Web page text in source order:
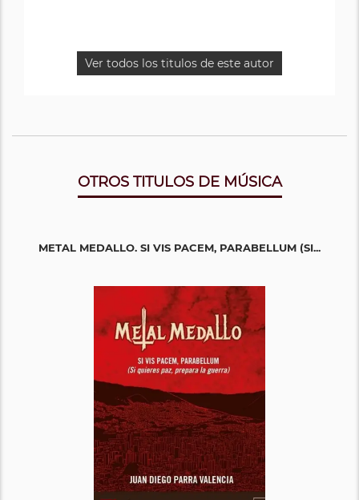
Ver todos los titulos de este autor
OTROS TITULOS DE MÚSICA
METAL MEDALLO. SI VIS PACEM, PARABELLUM (SI...